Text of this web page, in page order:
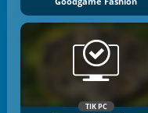
TIK PC